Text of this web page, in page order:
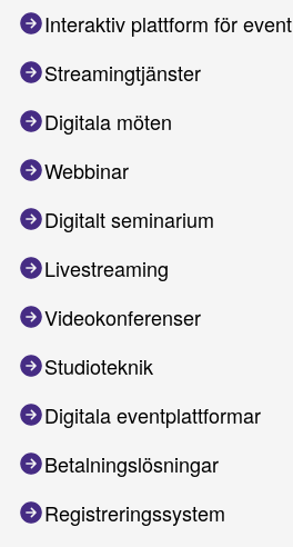
Interaktiv plattform för event
Streamingtjänster
Digitala möten
Webbinar
Digitalt seminarium
Livestreaming
Videokonferenser
Studioteknik
Digitala eventplattformar
Betalningslösningar
Registreringssystem